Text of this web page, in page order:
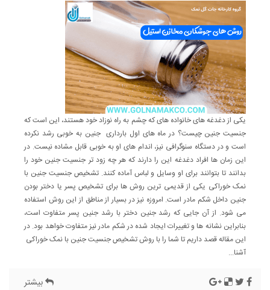
یکی از دغدغه های خانواده های که چشم به راه نوزاد خود هستند، این است که
جنسیت جنین چیست؟ در ماه های اول بارداری جنین به خوبی رشد نکرده
است و در دستگاه سنوگرافی نیز، اندام های او به خوبی قابل مشاده نیست. در
این زمان ها افراد دغدغه این را دارند که هر چه زود تر جنسیت جنین خود را
بدانند تا بتوانند برای او وسایل و لباس آماده کنند. تشخیص جنسیت جنین با
نمک خوراکی یکی از قدیمی ترین روش ها برای تشخیص پسر یا دختر بودن
جنین داخل شکم مادر است. امروزه نیز در بسیار از مناطق از این روش استفاده
می شود. از آن جایی که رشد جنین دختر با رشد جنین پسر متفاوت است،
بنابراین نشانه ها و تغییرات ایجاد شده در شکم مادر نیز متفاوت خواهد بود. در
این مقاله قصد داریم تا شما را با روش تشخیص جنسیت جنین با نمک خوراکی
آشنا...
بیشتر